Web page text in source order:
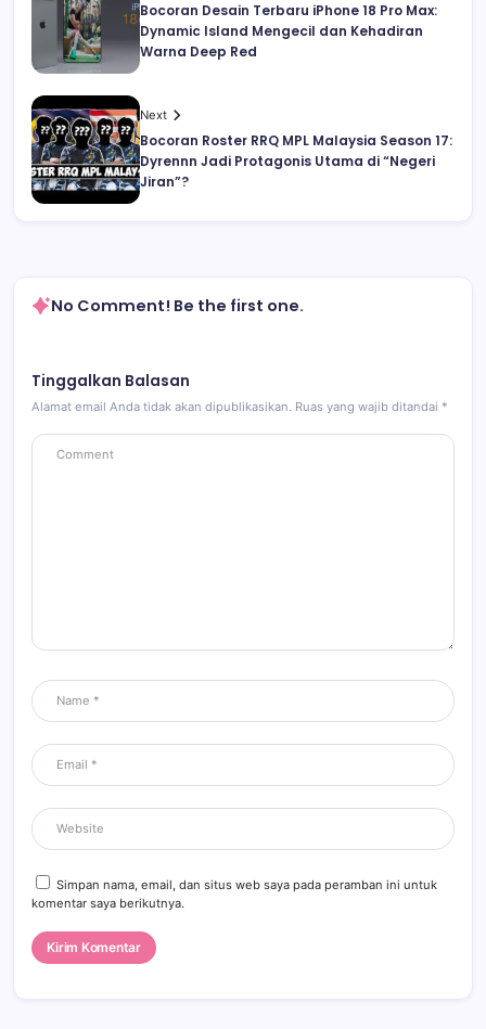
Bocoran Desain Terbaru iPhone 18 Pro Max:
Dynamic Island Mengecil dan Kehadiran
Warna Deep Red
Next
Bocoran Roster RRQ MPL Malaysia Season 17:
Dyrennn Jadi Protagonis Utama di “Negeri
Jiran”?
No Comment! Be the first one.
Tinggalkan Balasan
Alamat email Anda tidak akan dipublikasikan. Ruas yang wajib ditandai *
Simpan nama, email, dan situs web saya pada peramban ini untuk
komentar saya berikutnya.